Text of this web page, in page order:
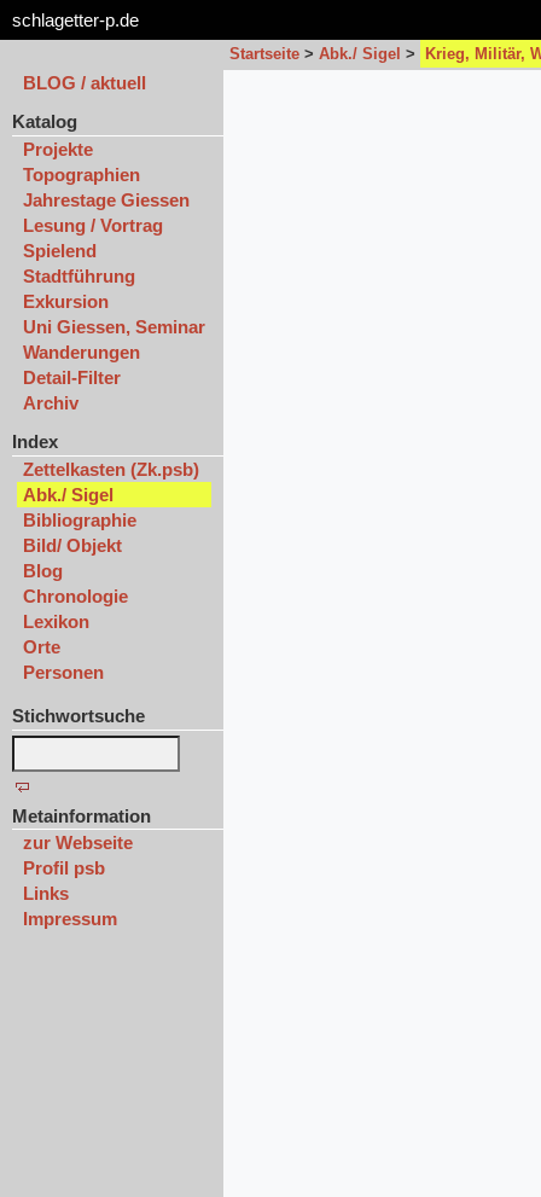
schlagetter-p.de
Startseite > Abk./ Sigel > Krieg, Militär,
BLOG / aktuell
Katalog
Projekte
Topographien
Jahrestage Giessen
Lesung / Vortrag
Spielend
Stadtführung
Exkursion
Uni Giessen, Seminar
Wanderungen
Detail-Filter
Archiv
Index
Zettelkasten (Zk.psb)
Abk./ Sigel
Bibliographie
Bild/ Objekt
Blog
Chronologie
Lexikon
Orte
Personen
Stichwortsuche
Metainformation
zur Webseite
Profil psb
Links
Impressum